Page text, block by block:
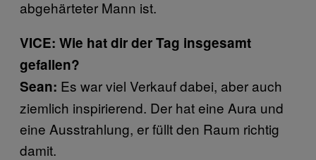
abgehärteter Mann ist.
VICE: Wie hat dir der Tag insgesamt
gefallen?
Sean: Es war viel Verkauf dabei, aber auch
ziemlich inspirierend. Der hat eine Aura und
eine Ausstrahlung, er füllt den Raum richtig
damit.